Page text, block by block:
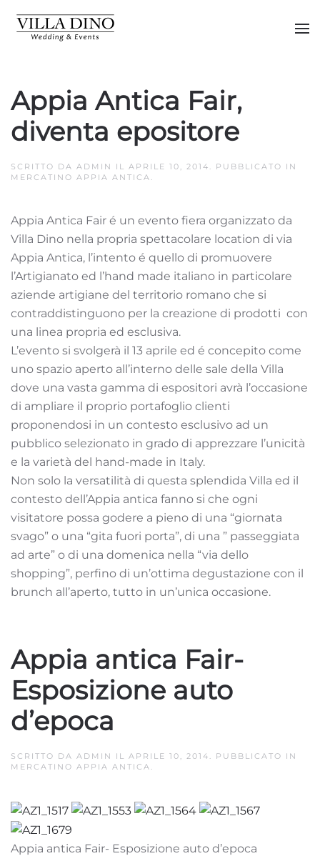
Skip to main content
Appia Antica Fair,
diventa epositore
SCRITTO DA ADMIN IL APRILE 10, 2014 . PUBBLICATO IN
MERCATINO APPIA ANTICA .
Appia Antica Fair é un evento fiera organizzato da
Villa Dino nella propria spettacolare location di via
Appia Antica, l’intento é quello di promuovere
l’Artigianato ed l’hand made italiano in particolare
aziende artigiane del territorio romano che si
contraddistinguono per la creazione di prodotti con
una linea propria ed esclusiva.
L’evento si svolgerà il 13 aprile ed é concepito come
uno spazio aperto all’interno delle sale della Villa
dove una vasta gamma di espositori avrà l’occasione
di ampliare il proprio portafoglio clienti
proponendosi in un contesto esclusivo ad un
pubblico selezionato in grado di apprezzare l’unicità
e la varietà del hand-made in Italy.
Non solo la versatilità di questa splendida Villa ed il
contesto dell’Appia antica fanno si che ogni
visitatore possa godere a pieno di una “giornata
svago” o una “gita fuori porta”, di una ” passeggiata
ad arte” o di una domenica nella “via dello
shopping”, perfino di un’ottima degustazione con il
brunch all’aperto, tutto in un’unica occasione.
Appia antica Fair-
Esposizione auto
d’epoca
SCRITTO DA ADMIN IL APRILE 10, 2014 . PUBBLICATO IN
MERCATINO APPIA ANTICA .
Appia antica Fair- Esposizione auto d’epoca